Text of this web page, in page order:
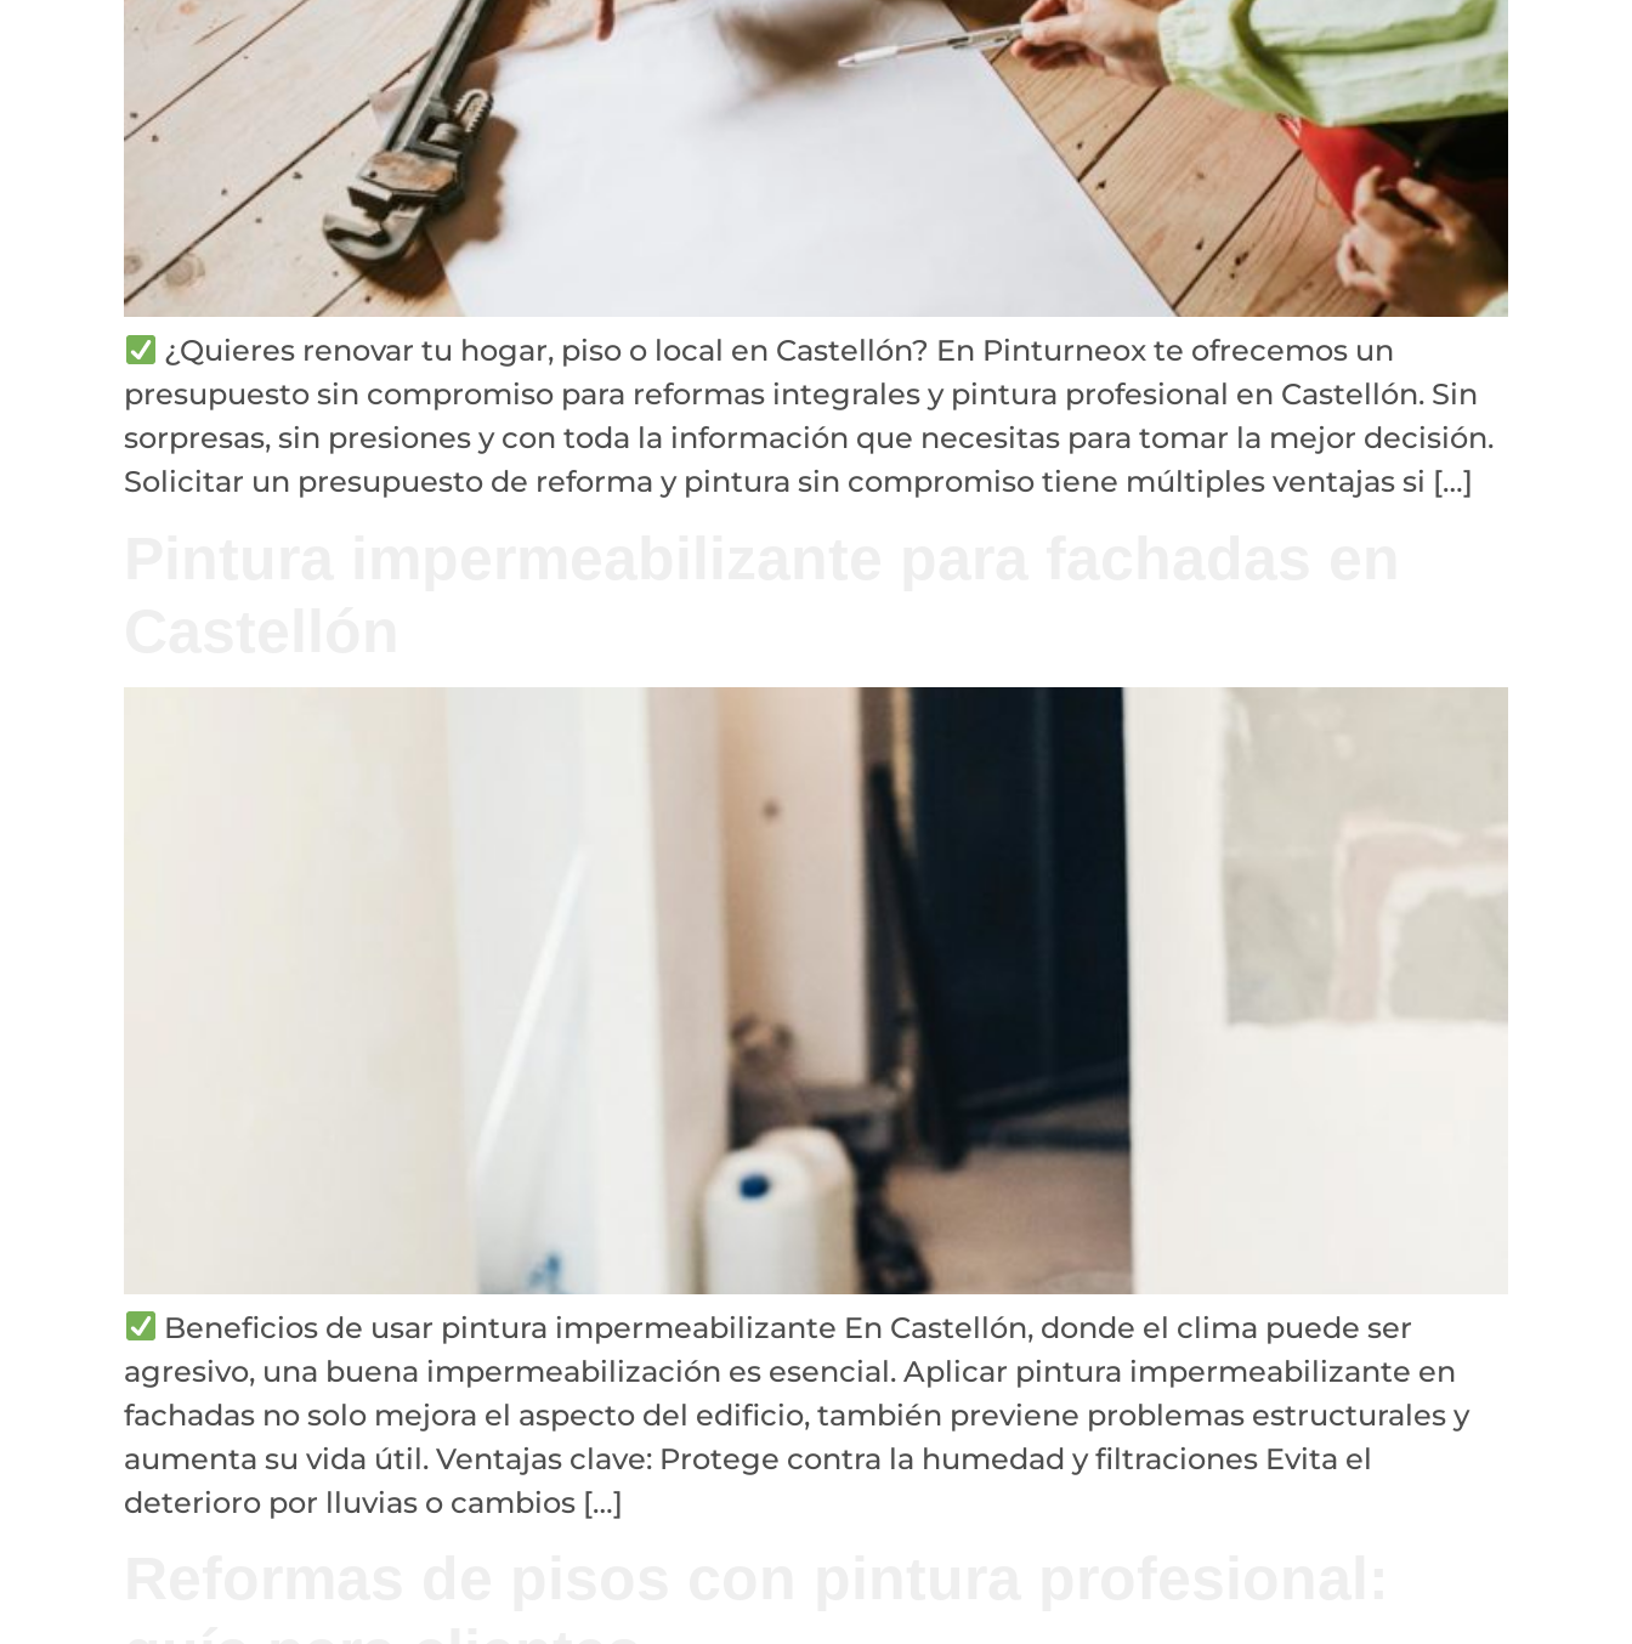
¿Quieres renovar tu hogar, piso o local en Castellón? En Pinturneox te ofrecemos un
presupuesto sin compromiso para reformas integrales y pintura profesional en Castellón. Sin
sorpresas, sin presiones y con toda la información que necesitas para tomar la mejor decisión.
Solicitar un presupuesto de reforma y pintura sin compromiso tiene múltiples ventajas si […]
Beneficios de usar pintura impermeabilizante En Castellón, donde el clima puede ser
agresivo, una buena impermeabilización es esencial. Aplicar pintura impermeabilizante en
fachadas no solo mejora el aspecto del edificio, también previene problemas estructurales y
aumenta su vida útil. Ventajas clave: Protege contra la humedad y filtraciones Evita el
deterioro por lluvias o cambios […]